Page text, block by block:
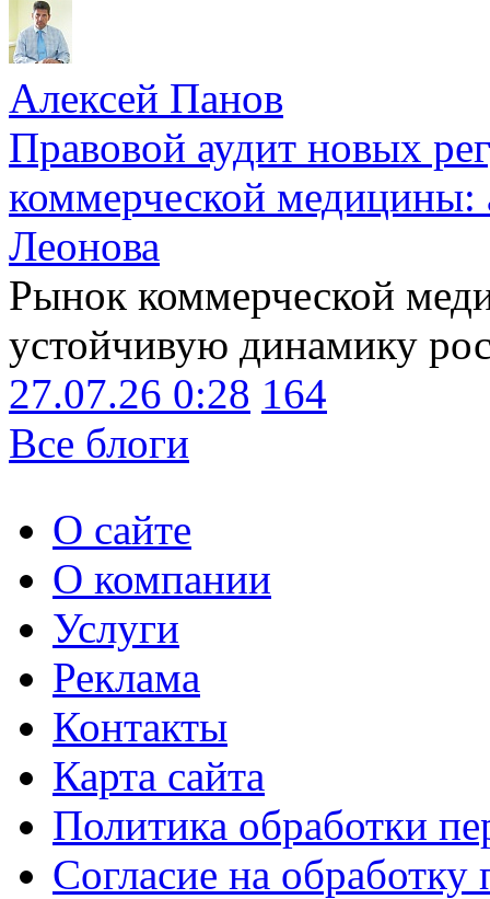
Алексей Панов
Правовой аудит новых
коммерческой медицины:
Леонова
Рынок коммерческой
устойчивую динамику
27.07.26 0:28 164
Все блоги
О сайте
О компании
Услуги
Реклама
Контакты
Карта сайта
Политика обработки
Согласие на